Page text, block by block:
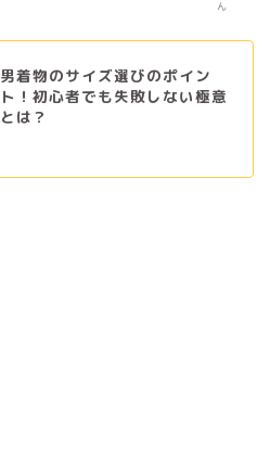
ん
男着物のサイズ選びのポイン
ト！初心者でも失敗しない極意
とは？